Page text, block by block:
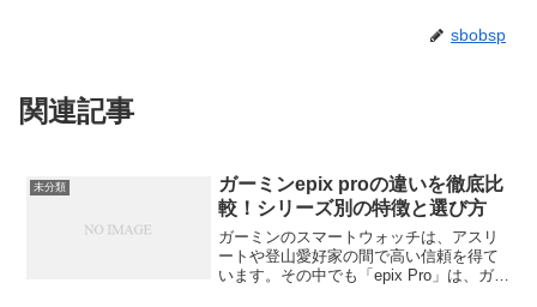
sbobsp
関連記事
未分類
ガーミンepix proの違いを徹底比
較！シリーズ別の特徴と選び方
ガーミンのスマートウォッチは、アスリ
ートや登山愛好家の間で高い信頼を得て
います。その中でも「epix Pro」は、ガー